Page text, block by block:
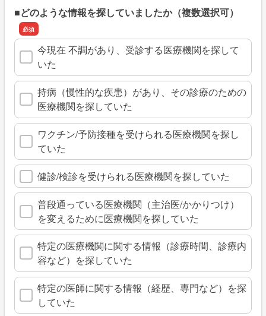
■どのような情報を探していましたか（複数選択可）
今現在 不調があり、受診する医療機関を探して
いた
持病（慢性的な疾患）があり、その診療のための
医療機関を探していた
ワクチン/予防接種を受けられる医療機関を探し
ていた
健診/検診を受けられる医療機関を探していた
普段通っている医療機関（主治医/かかりつけ）
を変えるために医療機関を探していた
特定の医療機関に関する情報（診療時間、診療内
容など）を探していた
特定の医師に関する情報（経歴、専門など）を探
していた